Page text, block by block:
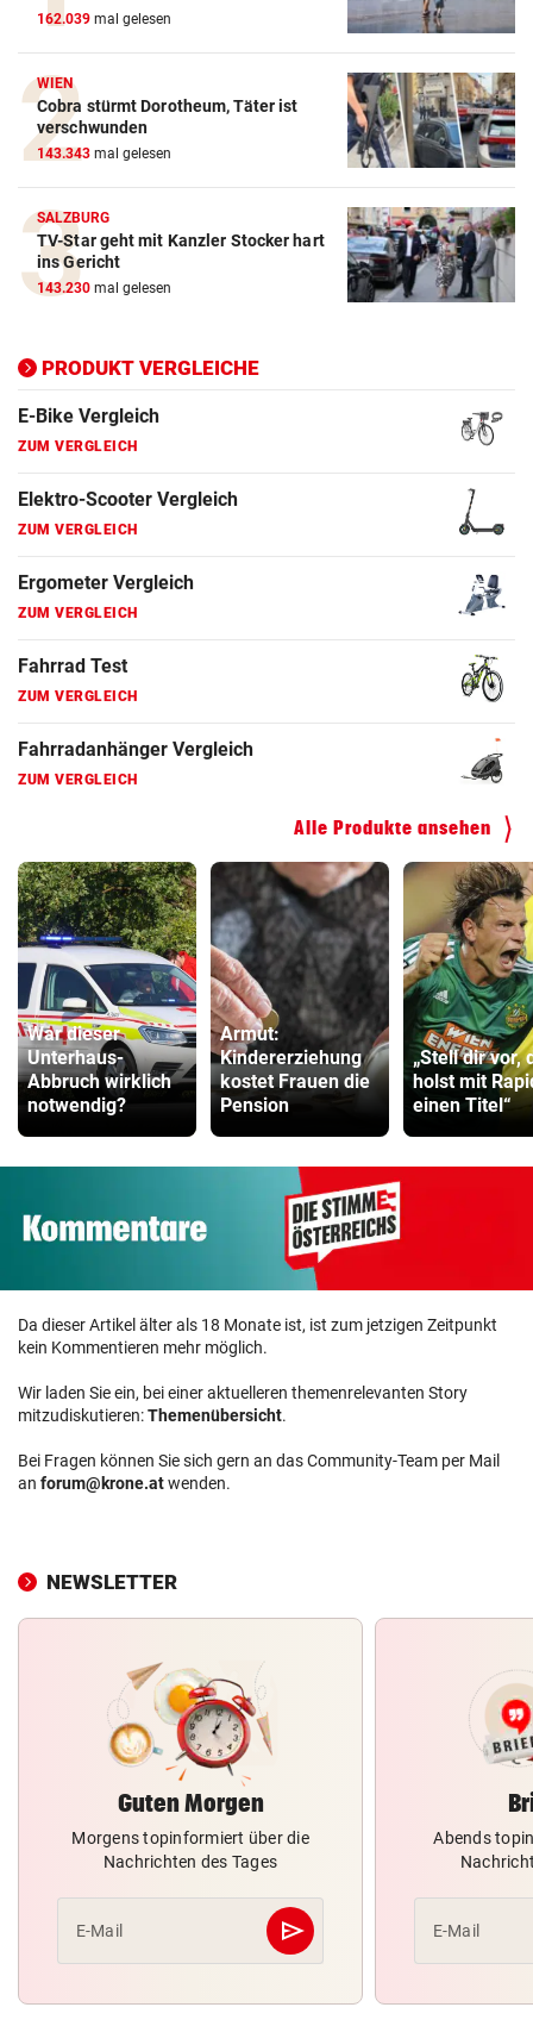
162.039 mal gelesen
WIEN
Cobra stürmt Dorotheum, Täter ist
verschwunden
143.343 mal gelesen
SALZBURG
TV-Star geht mit Kanzler Stocker hart
ins Gericht
143.230 mal gelesen
PRODUKT VERGLEICHE
ZUM VERGLEICH
Crosstrainer Vergleich
ZUM VERGLEICH
E-Bike Vergleich
ZUM VERGLEICH
Elektro-Scooter Vergleich
ZUM VERGLEICH
ZUM VERGLEICH
Fahrrad Test
ZUM VERGLEICH
Fahrradanhänger Vergleich
ZUM VERGLEICH
Faszienrolle Vergleich
ZUM VERGLEICH
Hoverboard Vergleich
ZUM VERGLEICH
Kinderfahrrad Vergleich
ZUM VERGLEICH
Alle Produkte ansehen
War dieser
Unterhaus-
Abbruch wirklich
notwendig?
Armut:
Kindererziehung
kostet Frauen die
Pension
„Stell dir vor,
holst mit
einen Titel“
Da dieser Artikel älter als 18 Monate ist, ist zum jetzigen Zeitpunkt
kein Kommentieren mehr möglich.
Wir laden Sie ein, bei einer aktuelleren themenrelevanten Story
mitzudiskutieren:Themenübersicht.
Bei Fragen können Sie sich gern an das Community-Team per Mail
an forum@krone.atwenden.
NEWSLETTER
Guten Morgen
Morgens topinformiert über die
Nachrichten des Tages
E-Mail send
Abschicken
Abends
E-Mail